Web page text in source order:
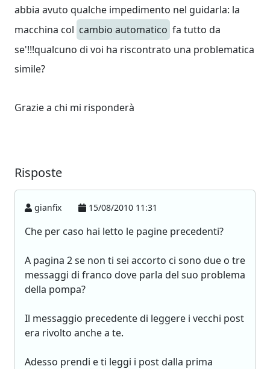
abbia avuto qualche impedimento nel guidarla: la
macchina col cambio automatico fa tutto da
se'!!!qualcuno di voi ha riscontrato una problematica
simile?
Grazie a chi mi risponderà
Risposte
gianfix 15/08/2010 11:31
Che per caso hai letto le pagine precedenti?
A pagina 2 se non ti sei accorto ci sono due o tre
messaggi di franco dove parla del suo problema
della pompa?
Il messaggio precedente di leggere i vecchi post
era rivolto anche a te.
Adesso prendi e ti leggi i post dalla prima